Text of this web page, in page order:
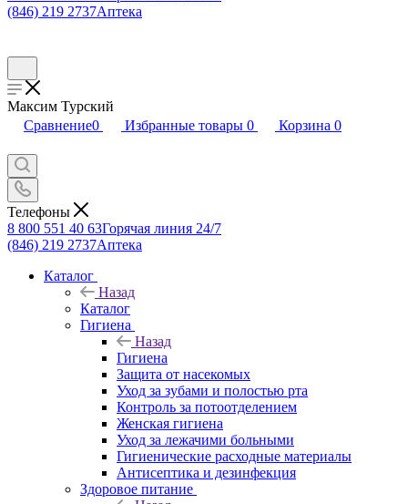
(846) 219 2737Аптека
Максим Турский
Сравнение0 Избранные товары 0 Корзина 0
Телефоны
8 800 551 40 63Горячая линия 24/7
(846) 219 2737Аптека
Каталог
Назад
Каталог
Гигиена
Назад
Гигиена
Защита от насекомых
Уход за зубами и полостью рта
Контроль за потоотделением
Женская гигиена
Уход за лежачими больными
Гигиенические расходные материалы
Антисептика и дезинфекция
Здоровое питание